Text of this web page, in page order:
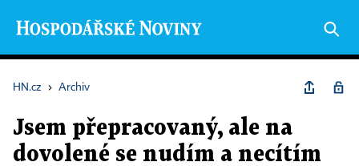
HN.cz › Archiv
Jsem přepracovaný, ale na
dovolené se nudím a necítím